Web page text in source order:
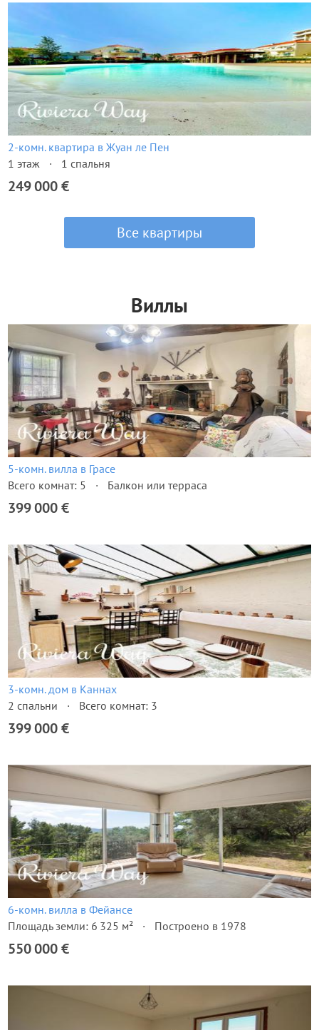
2-комн. квартира в Жуан ле Пен
1 этаж
1 спальня
249 000 €
Все квартиры
Виллы
5-комн. вилла в Грасе
Всего комнат: 5
Балкон или терраса
399 000 €
3-комн. дом в Каннах
2 спальни
Всего комнат: 3
399 000 €
6-комн. вилла в Фейансе
Площадь земли: 6 325 м²
Построено в 1978
550 000 €